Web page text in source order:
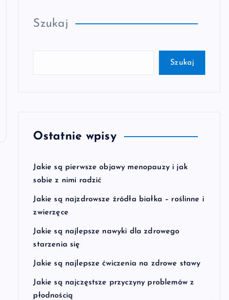
Szukaj
Szukaj
Ostatnie wpisy
Jakie są pierwsze objawy menopauzy i jak
sobie z nimi radzić
Jakie są najzdrowsze źródła białka – roślinne i
zwierzęce
Jakie są najlepsze nawyki dla zdrowego
starzenia się
Jakie są najlepsze ćwiczenia na zdrowe stawy
Jakie są najczęstsze przyczyny problemów z
płodnością